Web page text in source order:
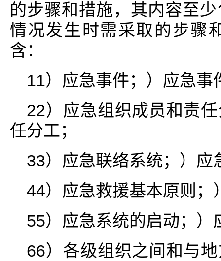
的步骤和措施，其内容至
情况发生时需采取的步骤
含：
11）应急事件；）应急事
22）应急组织成员和责
任分工；
33）应急联络系统；）应
44）应急救援基本原则；
55）应急系统的启动；）
66）各级组织之间和与